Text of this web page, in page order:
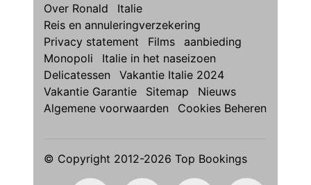
Over Ronald
Italie
Reis en annuleringverzekering
Privacy statement
Films
aanbieding
Monopoli
Italie in het naseizoen
Delicatessen
Vakantie Italie 2024
Vakantie Garantie
Sitemap
Nieuws
Algemene voorwaarden
Cookies Beheren
© Copyright 2012-2026 Top Bookings